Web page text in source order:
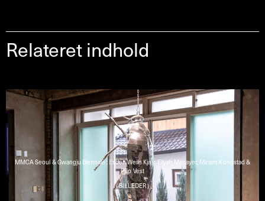
Relateret indhold
MMCA Seoul & Gwangju Biennale : Esben Weile Kjær, Eliyah Mesayer, Miriam Kongstad &
Filip Vest
( BILLEDER )